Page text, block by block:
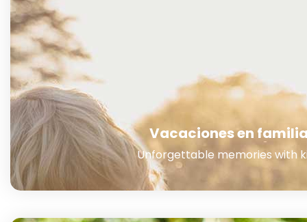
Vacaciones en
Unforgettable memories with